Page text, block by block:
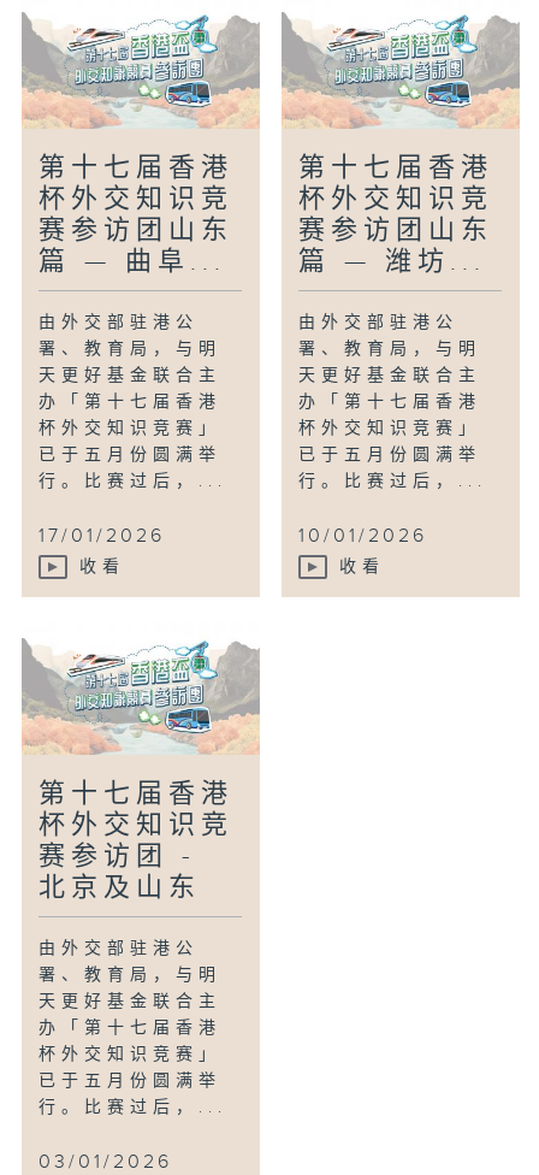
会并与青年外交官座谈。
节目会纪录学生参加「第十七届香港杯外交
知识竞赛参访团」的全部过程，总结行程的
所思所感，以体验的形式学习、了解国情，
以带出学生将课本知识与考察内容有效地结
合，对国家在科技、文化、经济发展有更深
一层认识。
第十七届香港
杯外交知识竞
赛参访团山东
篇 — 曲阜...
由外交部驻港公
署、教育局，与明
天更好基金联合主
办「第十七届香港
杯外交知识竞赛」
已于五月份圆满举
行。比赛过后，...
17/01/2026
收看
第十七届香港
杯外交知识竞
赛参访团山东
篇 — 潍坊...
由外交部驻港公
署、教育局，与明
天更好基金联合主
办「第十七届香港
杯外交知识竞赛」
已于五月份圆满举
行。比赛过后，...
10/01/2026
收看
第十七届香港
杯外交知识竞
赛参访团 -
北京及山东
由外交部驻港公
署、教育局，与明
天更好基金联合主
办「第十七届香港
杯外交知识竞赛」
已于五月份圆满举
行。比赛过后，...
03/01/2026